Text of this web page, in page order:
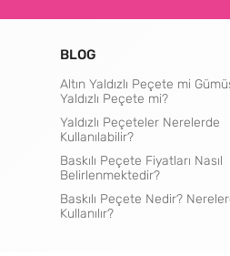
BLOG
Altın Yaldızlı Peçete mi
Yaldızlı Peçete mi?
Yaldızlı Peçeteler Nerelerde
Kullanılabilir?
Baskılı Peçete Fiyatları Nasıl
Belirlenmektedir?
Baskılı Peçete Nedir?
Kullanılır?